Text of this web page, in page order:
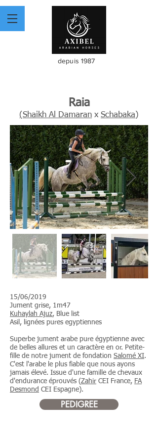
depuis 1987
Raia
(Shaikh Al Damaran x Schabaka)
15/06/2019
Jument grise, 1m47
Kuhaylah Ajuz, Blue list
Asil, lignées pures egyptiennes
Superbe jument arabe pure égyptienne avec
de belles allures et un caractère en or. Petite-
fille de notre jument de fondation Salomé XI.
C'est l'arabe le plus fiable que nous ayons
jamais élevé. Issue d'une famille de chevaux
d'endurance éprouvés (Zahir CEI France, FA
Desmond CEI Espagne).
PEDIGREE